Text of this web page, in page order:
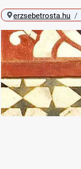
erzsebetrosta.hu